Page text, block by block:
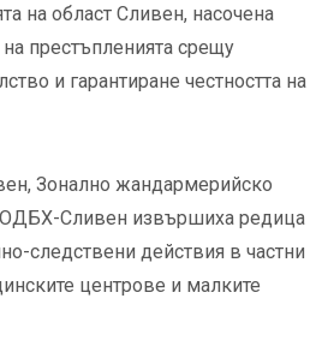
на област Сливен, насочена
престъпленията срещу
и гарантиране честността на
Зонално жандармерийско
ОДБХ-Сливен извършиха редица
следствени действия в частни
центрове и малките